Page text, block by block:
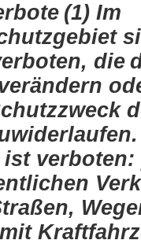
(1) Im
die
ist